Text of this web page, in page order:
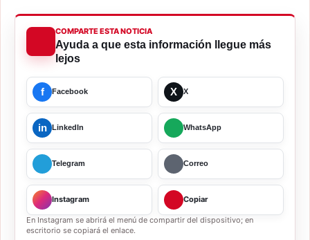
COMPARTE ESTA NOTICIA
Ayuda a que esta información llegue más
lejos
f Facebook X X
in LinkedIn WhatsApp
Telegram Correo
Instagram Copiar
En Instagram se abrirá el menú de compartir del dispositivo; en
escritorio se copiará el enlace.